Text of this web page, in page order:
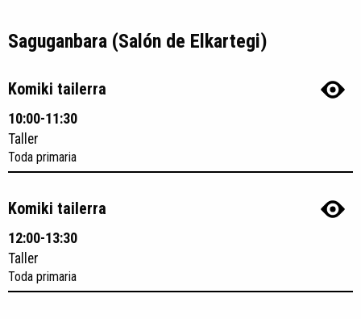
Saguganbara (Salón de Elkartegi)
Komiki tailerra
10:00-11:30
Taller
Toda primaria
Komiki tailerra
12:00-13:30
Taller
Toda primaria